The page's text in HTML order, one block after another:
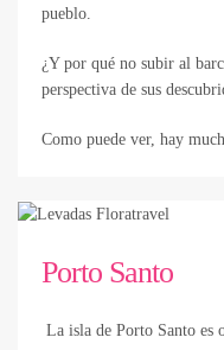
pueblo.
¿Y por qué no subir al
perspectiva de sus
Como puede ver, hay
Porto Santo
La isla de Porto Santo es